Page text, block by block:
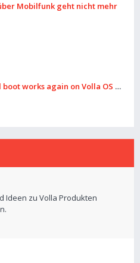
Mobilfunk geht nicht mehr
boot works again on Volla OS 16
Ideen zu Volla Produkten